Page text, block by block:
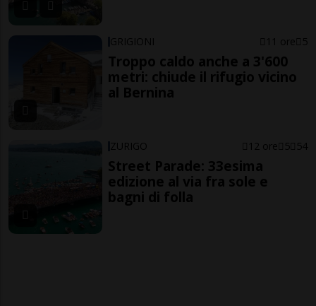
GRIGIONI 11 ore 5
Troppo caldo anche a 3'600
metri: chiude il rifugio vicino
al Bernina
ZURIGO 12 ore 5 54
Street Parade: 33esima
edizione al via fra sole e
bagni di folla